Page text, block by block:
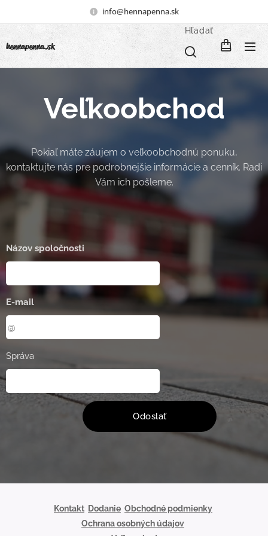
info@hennapenna.sk
hennapenna.sk
Hľadať
Veľkoobchod
Pokiaľ máte záujem o veľkoobchodnú ponuku,
kontaktujte nás pre podrobnejšie informácie a cenník. Radi
Vám ich pošleme.
Názov spoločnosti
E-mail
Správa
Odoslať
Kontakt Dodanie Obchodné podmienky
Ochrana osobných údajov